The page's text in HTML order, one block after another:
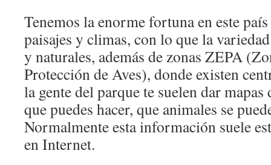
Tenemos la enorme fortuna en este
paisajes y climas, con lo que la
y naturales, además de zonas ZEPA
Protección de Aves), donde existen
la gente del parque te suelen dar
que puedes hacer, que animales se
Normalmente esta información suele
en Internet.